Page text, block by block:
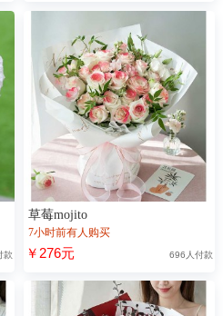
款
草莓mojito
7小时前有人购买
￥276元 696人付款